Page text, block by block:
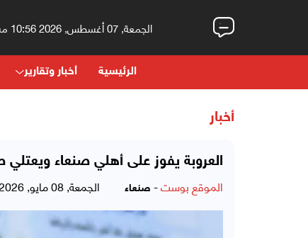
الجمعة, 07 أغسطس, 2026 10:56 مساءً
الرئيسية أخبار وتقارير
أخبار
العروبة يفوز على أهلي صنعاء ويعتلي
الموقع بوست- صنعاء الجمعة, 08 مايو, 2026 - 01:39 صباحاً